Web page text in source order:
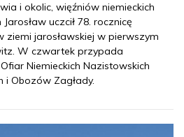
i okolic, więźniów niemieckich
uczcił 78. rocznicę
ziemi jarosławskiej w pierwszym
W czwartek przypada
Niemieckich Nazistowskich
i Obozów Zagłady.